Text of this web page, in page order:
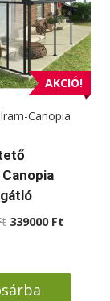
AKCIÓ!
Canopia
Original
358000 Ft.
339000 FtCurrent
339000